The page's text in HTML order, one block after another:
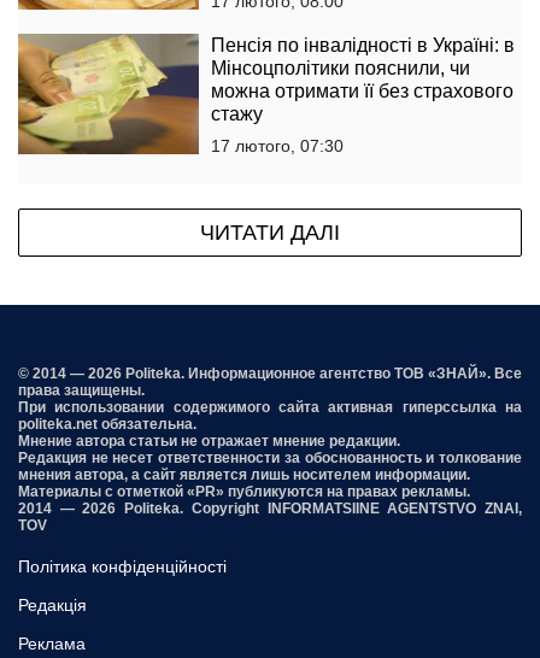
Пенсія по інвалідності в Україні: в
Мінсоцполітики пояснили, чи
можна отримати її без страхового
стажу
17 лютого, 07:30
ЧИТАТИ ДАЛІ
© 2014 — 2026 Politeka. Информационное агентство ТОВ «ЗНАЙ». Все
права защищены.
При использовании содержимого сайта активная гиперссылка на
politeka.net обязательна.
Мнение автора статьи не отражает мнение редакции.
Редакция не несет ответственности за обоснованность и толкование
мнения автора, а сайт является лишь носителем информации.
Материалы с отметкой «PR» публикуются на правах рекламы.
2014 — 2026 Politeka. Copyright INFORMATSIINE AGENTSTVO ZNAI,
TOV
Політика конфіденційності
Редакція
Реклама